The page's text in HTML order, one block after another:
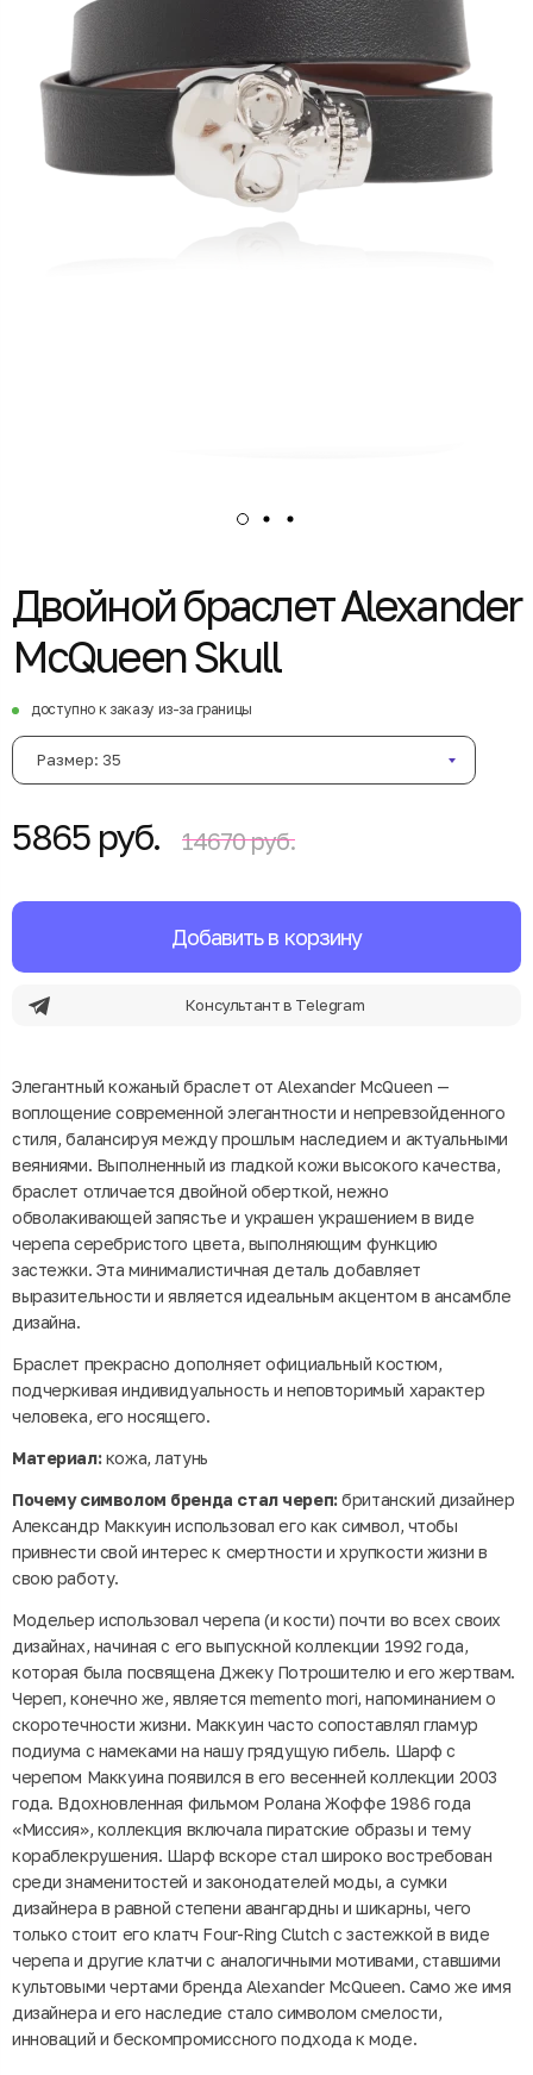
Двойной браслет Alexander
McQueen Skull
доступно к заказу из-за границы
Размер: 35
5865 руб. 14670 руб.
Добавить в корзину
Консультант в Telegram
Элегантный кожаный браслет от Alexander McQueen —
воплощение современной элегантности и непревзойденного
стиля, балансируя между прошлым наследием и актуальными
веяниями. Выполненный из гладкой кожи высокого качества,
браслет отличается двойной оберткой, нежно
обволакивающей запястье и украшен украшением в виде
черепа серебристого цвета, выполняющим функцию
застежки. Эта минималистичная деталь добавляет
выразительности и является идеальным акцентом в ансамбле
дизайна.
Браслет прекрасно дополняет официальный костюм,
подчеркивая индивидуальность и неповторимый характер
человека, его носящего.
Материал:кожа, латунь
Почему символом бренда стал череп:британский дизайнер
Александр Маккуин использовал его как символ, чтобы
привнести свой интерес к смертности и хрупкости жизни в
свою работу.
Модельер использовал черепа (и кости) почти во всех своих
дизайнах, начиная с его выпускной коллекции 1992 года,
которая была посвящена Джеку Потрошителю и его жертвам.
Череп, конечно же, является memento mori, напоминанием о
скоротечности жизни. Маккуин часто сопоставлял гламур
подиума с намеками на нашу грядущую гибель. Шарф с
черепом Маккуина появился в его весенней коллекции 2003
года. Вдохновленная фильмом Ролана Жоффе 1986 года
«Миссия», коллекция включала пиратские образы и тему
кораблекрушения. Шарф вскоре стал широко востребован
среди знаменитостей и законодателей моды, а сумки
дизайнера в равной степени авангардны и шикарны, чего
только стоит его клатч Four-Ring Clutch с застежкой в ​​виде
черепа и другие клатчи с аналогичными мотивами, ставшими
культовыми чертами бренда Alexander McQueen. Само же имя
дизайнера и его наследие стало символом смелости,
инноваций и бескомпромиссного подхода к моде.